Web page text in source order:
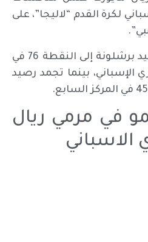
الإسباني لكرة القدم “لاليجا”، على
وبهذه النتيجة، ارتقع رصيد برشلونة إلى النقطة 76 في
الإسباني، بينما تجمد رصيد
في مرمي ريال
الاسباني